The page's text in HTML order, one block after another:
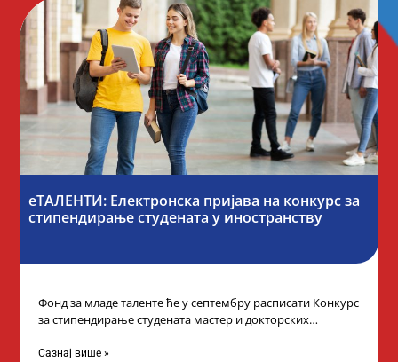
еТАЛЕНТИ: Електронска пријава на конкурс за
стипендирање студената у иностранству
Фонд за младе таленте ће у септембру расписати Конкурс
за стипендирање студената мастер и докторских
Сазнај више »